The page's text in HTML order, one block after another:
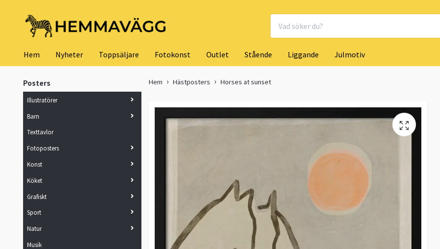
Hem Nyheter Toppsäljare Fotokonst Outlet Stående Liggande Julmotiv
Posters
Illustratörer
Barn
Texttavlor
Fotoposters
Konst
Köket
Grafiskt
Sport
Natur
Musik
Hem Hästposters Horses at sunset